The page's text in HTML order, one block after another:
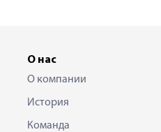
О нас
О компании
История
Команда